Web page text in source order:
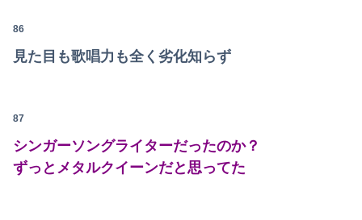
86
見た目も歌唱力も全く劣化知らず
87
シンガーソングライターだったのか？
ずっとメタルクイーンだと思ってた